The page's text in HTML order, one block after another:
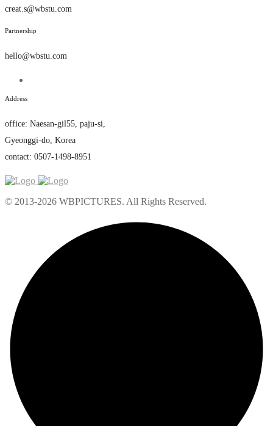
creat.s@wbstu.com
Partnership
hello@wbstu.com
Address
office: Naesan-gil55, paju-si,
Gyeonggi-do, Korea
contact: 0507-1498-8951
© 2013-2026 WBPICTURES. All Rights Reserved.